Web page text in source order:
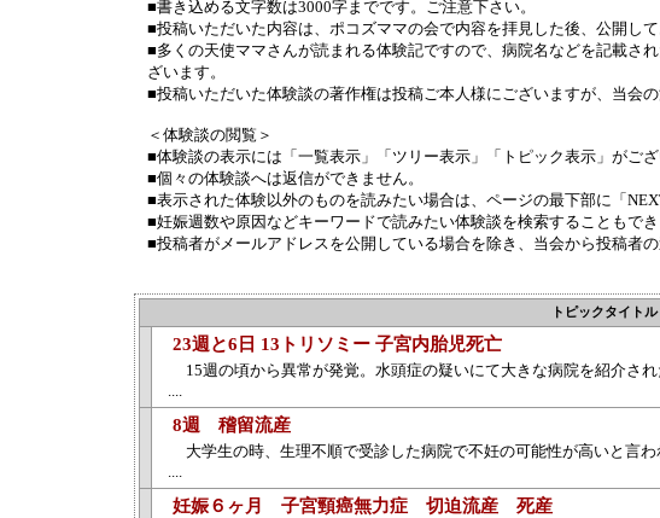
■書き込める文字数は3000字までです。ご注意下さい。
■投稿いただいた内容は、ポコズママの会で内容を拝見した後、公開し
■多くの天使ママさんが読まれる体験記ですので、病院名などを記載さ
ざいます。
■投稿いただいた体験談の著作権は投稿ご本人様にございますが、当会
＜体験談の閲覧＞
■体験談の表示には「一覧表示」「ツリー表示」「トピック表示」がご
■個々の体験談へは返信ができません。
■表示された体験以外のものを読みたい場合は、ページの最下部に「
■妊娠週数や原因などキーワードで読みたい体験談を検索することもで
■投稿者がメールアドレスを公開している場合を除き、当会から投稿者
トピックタイトル
23週と6日 13トリソミー 子宮内胎児死亡
15週の頃から異常が発覚。水頭症の疑いにて大きな病院を紹介さ
....
8週 稽留流産
大学生の時、生理不順で受診した病院で不妊の可能性が高いと言
....
妊娠６ヶ月 子宮頸癌無力症 切迫流産 死産